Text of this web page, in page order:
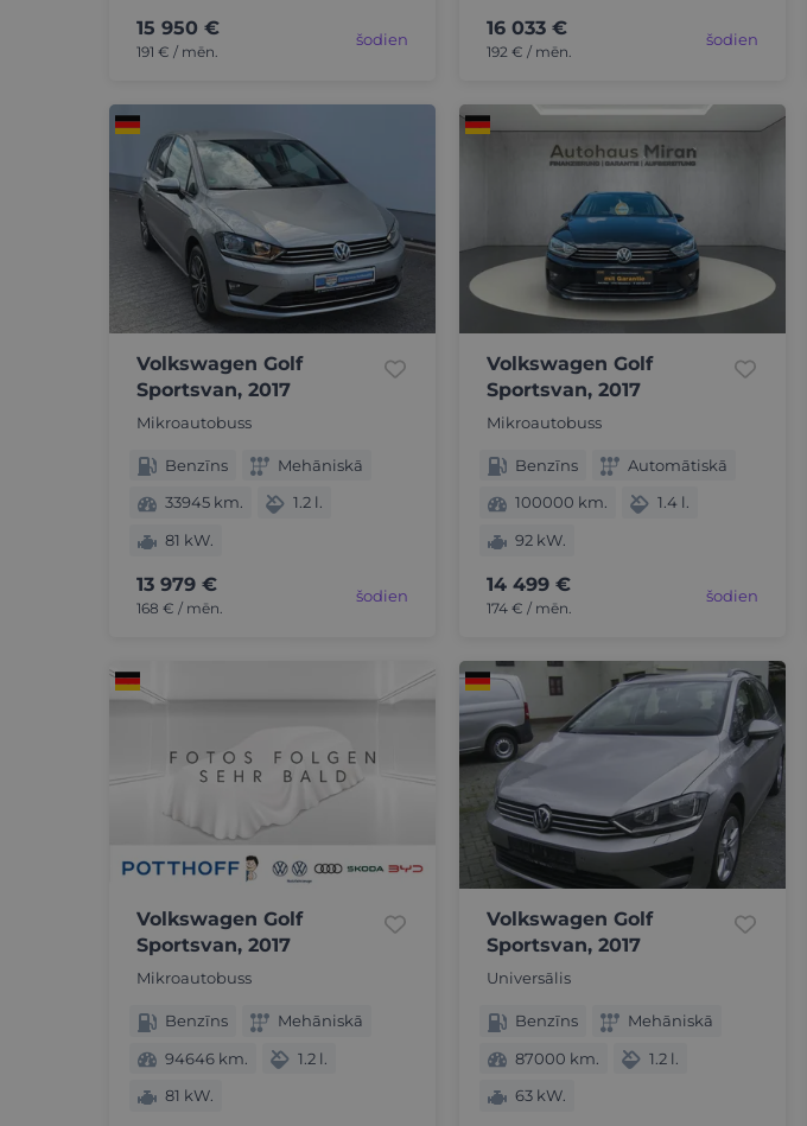
15 950 €
191 € / mēn.
šodien 16 033 €
192 € / mēn.
šodien
Volkswagen Golf
Sportsvan, 2017
Mikroautobuss
Benzīns
Mehāniskā
33945 km.
1.2 l.
81 kW.
13 979 €
168 € / mēn.
šodien
Volkswagen Golf
Sportsvan, 2017
Mikroautobuss
Benzīns
Automātiskā
100000 km.
1.4 l.
92 kW.
14 499 €
174 € / mēn.
šodien
Volkswagen Golf
Sportsvan, 2017
Mikroautobuss
Benzīns
Mehāniskā
94646 km.
1.2 l.
81 kW.
Volkswagen Golf
Sportsvan, 2017
Universālis
Benzīns
Mehāniskā
87000 km.
1.2 l.
63 kW.